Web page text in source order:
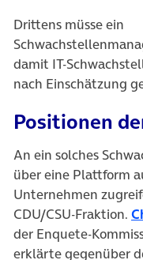
Drittens müsse ein
damit IT-
nach Einschätzung
Positionen
An ein solches
über eine Plattform
Unternehmen
CDU/CSU-Fraktion.
der Enquete-
erklärte gegenüber